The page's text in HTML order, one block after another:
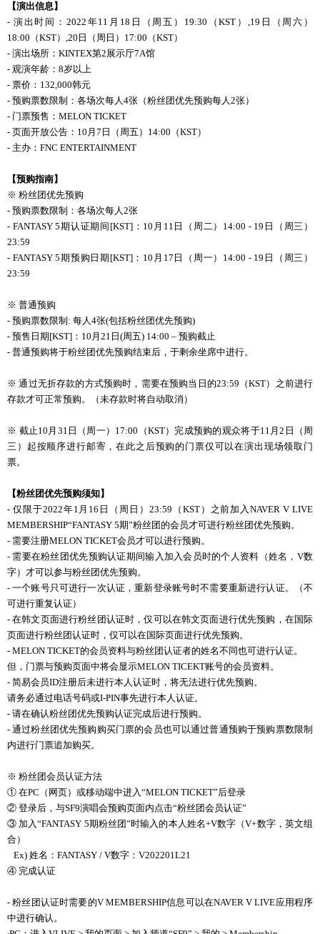
【演出信息】
- 演出时间：2022年11月 18 日（周五） 19:30 （KST ）,19 日（周六）
18:00 （KST） ,20 日（周日） 17:00 （KST）
- 演出场所：KINTEX第2展示厅7A馆
- 观演年龄：8岁以上
- 票价：132,000韩元
- 预购票数限制：各场次每人4张（粉丝团优先预购每人2张）
- 门票预售：MELON TICKET
- 页面开放公告：10月7日（周五）14:00（KST）
- 主办：FNC ENTERTAINMENT
【预购指南】
※ 粉丝团优先预购
- 预购票数限制：各场次每人2张
- FANTASY 5期认证期 间 [KST]： 10月11日（周二）14:00 - 19日（周三）
23:59
- FANTASY 5期预购日期[KST]：10月17日（周一）14:00 - 19日（周三）
23:59
※ 普通预购
- 预购票数限制: 每人4张(包括粉丝团优先预购)
- 预售日期[KST]： 10 月 21 日 (周五) 14:00 – 预购截止
- 普通预购将于粉丝团优先预购结束后，于剩余坐席中进行。
※ 通过无折存款的方式预购时 ，需要在预购当 日的23:59（KST）之前进行
存款才可正常预购。（未存款时将自动取消）
※ 截止10 月 31 日（周一） 17:00 （KST）完成预购的观众将于11 月2 日（周
三）起按顺序进行邮寄，在此之后预购的 门票仅 可以在演出 现场领取 门
票。
【粉丝团优先预购须知】
- 仅限于2022年1月16日（周日）23:59（KST）之前加入NAVER V LIVE
MEMBERSHIP“FANTASY 5期”粉丝团的会员才可进行粉丝团优先预购。
- 需要注册MELON TICKET会员才可以进行预购。
- 需要在粉丝团优先预购认证期间输入加入会员时的个人资料（姓名，V数
字）才可以参与粉丝团优先预购。
- 一个账号只可进行一次认证，重新登录账号时不需要重新进行认证。（不
可进行重复认证）
-在韩文页面进行粉丝团认证时 ，仅 可以在韩文页面进行优先预购 ，在国际
页面进行粉丝团认证时 ， 仅可以在国际页面进行优先预购。
- MELON TICKET的会员资料与粉丝团认证者的姓名不同也可进行认证。
但，门票与预购页面中将会显示MELON TICEKT账号的会员资料。
- 简易会员ID注册后未进行本人认证时，将无法进行优先预购。
请务必通过电话号码或I-PIN事先进行本人认证。
- 请在确认粉丝团优先预购认证完成后进行预购。
- 通过粉丝团优先预购购买门票的会员也可以通过普通预购于预购票数限制
内进行门票追加购买。
※ 粉丝团会员认证方法
① 在PC （ 网页）或移动端中进入“MELON TICKET”后登录
② 登录后， 与SF9演唱会预购页面内点击“粉丝团会员认证”
③ 加入“FANTASY 5期粉丝团”时输入的本人姓名+V数字（V+数字，英文组
合）
Ex) 姓名： FANTASY / V数字： V202201L21
④ 完成认证
-粉丝团认证时需要的V MEMBERSHIP信息可以在NAVER V LIVE应用程序
中进行确认。